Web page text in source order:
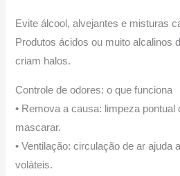
Evite álcool, alvejantes e misturas
Produtos ácidos ou muito alcalinos
criam halos.
Controle de odores: o que funciona
• Remova a causa: limpeza
mascarar.
• Ventilação: circulação de ar ajuda
voláteis.